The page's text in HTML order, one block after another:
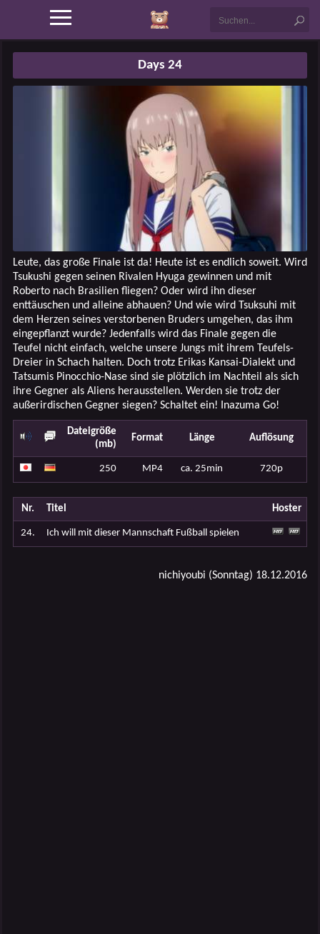
Days 24
Leute, das große Finale ist da! Heute ist es endlich soweit. Wird
Tsukushi gegen seinen Rivalen Hyuga gewinnen und mit
Roberto nach Brasilien fliegen? Oder wird ihn dieser
enttäuschen und alleine abhauen? Und wie wird Tsuksuhi mit
dem Herzen seines verstorbenen Bruders umgehen, das ihm
eingepflanzt wurde? Jedenfalls wird das Finale gegen die
Teufel nicht einfach, welche unsere Jungs mit ihrem Teufels-
Dreier in Schach halten. Doch trotz Erikas Kansai-Dialekt und
Tatsumis Pinocchio-Nase sind sie plötzlich im Nachteil als sich
ihre Gegner als Aliens herausstellen. Werden sie trotz der
außerirdischen Gegner siegen? Schaltet ein! Inazuma Go!
Dateigröße
(mb)
Format Länge Auflösung
250 MP4 ca. 25min 720p
Nr. Titel Hoster
24. Ich will mit dieser Mannschaft Fußball spielen
nichiyoubi (Sonntag) 18.12.2016